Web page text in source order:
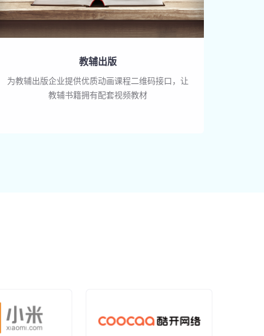
教辅出版
为教辅出版企业提供优质动画课程二维码接口，让
教辅书籍拥有配套视频教材